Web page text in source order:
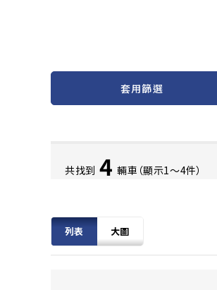
套用篩選
共找到 4 輛車（顯示1〜4件）
列表 大圖